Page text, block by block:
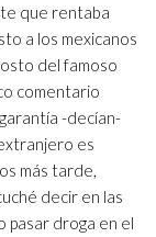
que rentaba
a los mexicanos
del famoso
comentario
-decían-
es
más tarde,
decir en las
pasar droga en el